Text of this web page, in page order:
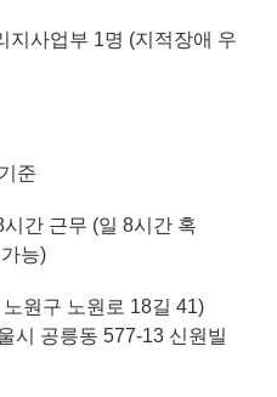
지사업부 1명 (지적장애 우
준
간 근무 (일 8시간 혹
능)
원구 노원로 18길 41)
릉동 577-13 신원빌